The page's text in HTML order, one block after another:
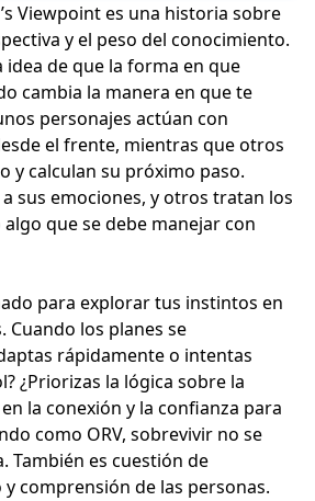
Viewpoint es una historia sobre
y el peso del conocimiento.
idea de que la forma en que
cambia la manera en que te
personajes actúan con
el frente, mientras que otros
y calculan su próximo paso.
sus emociones, y otros tratan los
que se debe manejar con
para explorar tus instintos en
Cuando los planes se
rápidamente o intentas
¿Priorizas la lógica sobre la
la conexión y la confianza para
como ORV, sobrevivir no se
También es cuestión de
comprensión de las personas.